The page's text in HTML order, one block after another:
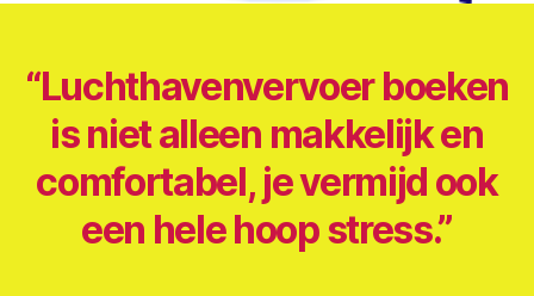
“Luchthavenvervoer boeken
is niet alleen makkelijk en
comfortabel, je vermijd ook
een hele hoop stress.”